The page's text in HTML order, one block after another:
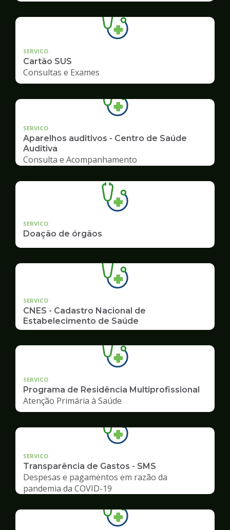
SERVICO
Cartão SUS
Consultas e Exames
SERVICO
Aparelhos auditivos - Centro de Saúde
Auditiva
Consulta e Acompanhamento
SERVICO
Doação de órgãos
SERVICO
CNES - Cadastro Nacional de
Estabelecimento de Saúde
SERVICO
Programa de Residência Multiprofissional
Atenção Primária à Saúde
SERVICO
Transparência de Gastos - SMS
Despesas e pagamentos em razão da
pandemia da COVID-19